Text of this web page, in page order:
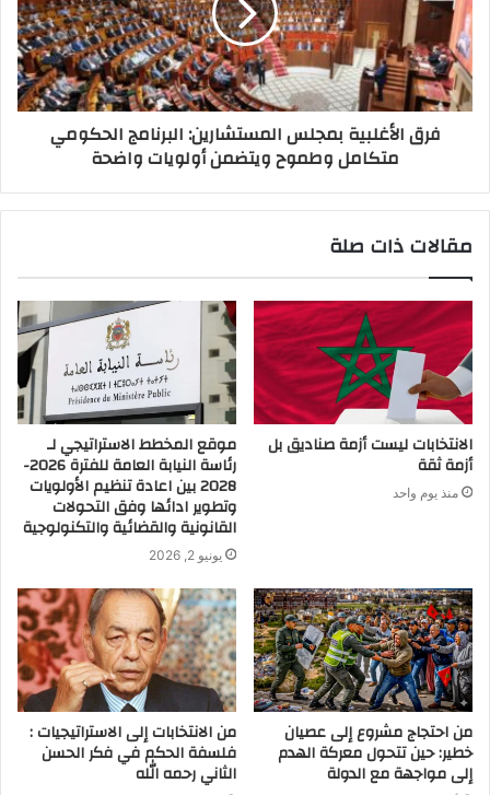
فرق الأغلبية بمجلس المستشارين: البرنامج الحكومي
متكامل وطموح ويتضمن أولويات واضحة
مقالات ذات صلة
الانتخابات ليست أزمة صناديق بل
أزمة ثقة
منذ يوم واحد
موقع المخطط الاستراتيجي لـ
رئاسة النيابة العامة للفترة 2026-
2028 بين اعادة تنظيم الأولويات
وتطوير ادائها وفق التحولات
القانونية والقضائية والتكنولوجية
يونيو 2, 2026
من احتجاج مشروع إلى عصيان
خطير: حين تتحول معركة الهدم
إلى مواجهة مع الدولة
من الانتخابات إلى الاستراتيجيات :
فلسفة الحكم في فكر الحسن
الثاني رحمه الله